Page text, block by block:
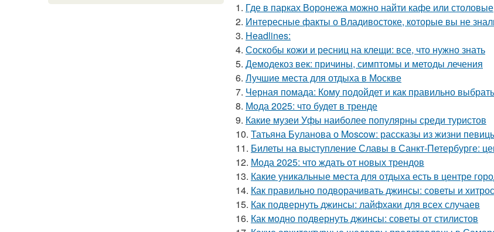
1. Где в парках Воронежа можно найти кафе или столовые
2. Интересные факты о Владивостоке, которые вы не
3. Headlines:
4. Соскобы кожи и ресниц на клещи: все, что нужно знать
5. Демодекоз век: причины, симптомы и методы лечения
6. Лучшие места для отдыха в Москве
7. Черная помада: Кому подойдет и как правильно
8. Мода 2025: что будет в тренде
9. Какие музеи Уфы наиболее популярны среди туристов
10. Татьяна Буланова о Moscow: рассказы из жизни
11. Билеты на выступление Славы в Санкт-Петербурге:
12. Мода 2025: что ждать от новых трендов
13. Какие уникальные места для отдыха есть в центре
14. Как правильно подворачивать джинсы: советы и
15. Как подвернуть джинсы: лайфхаки для всех случаев
16. Как модно подвернуть джинсы: советы от стилистов